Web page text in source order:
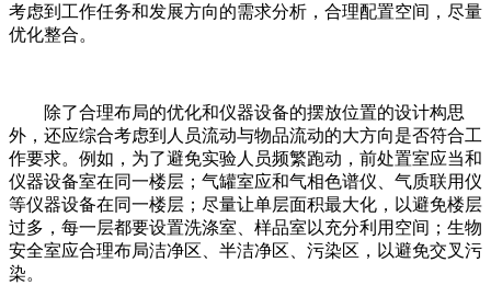
考虑到工作任务和发展方向的需求分析，合理配置空间，尽量
优化整合。
除了合理布局的优化和仪器设备的摆放位置的设计构思
外，还应综合考虑到人员流动与物品流动的大方向是否符合工
作要求。例如，为了避免实验人员频繁跑动，前处置室应当和
仪器设备室在同一楼层；气罐室应和气相色谱仪、气质联用仪
等仪器设备在同一楼层；尽量让单层面积最大化，以避免楼层
过多，每一层都要设置洗涤室、样品室以充分利用空间；生物
安全室应合理布局洁净区、半洁净区、污染区，以避免交叉污
染。